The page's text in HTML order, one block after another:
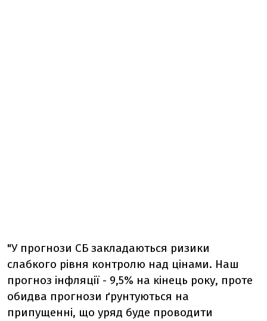
"У прогнози СБ закладаються ризики
слабкого рівня контролю над цінами. Наш
прогноз інфляції - 9,5% на кінець року, проте
обидва прогнози ґрунтуються на
припущенні, що уряд буде проводити